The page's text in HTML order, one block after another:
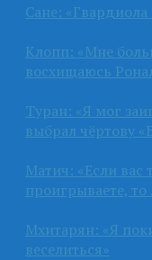
Сане:
Клопп: «Мне
восхищаюсь
Туран: «Я мог
выбрал чёртову
Матич: «Если
проигрываете, то
Мхитарян: «Я
веселиться»